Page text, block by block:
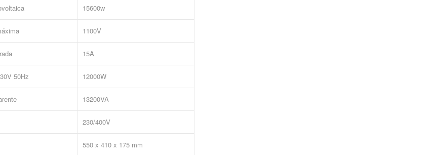
15600w
1100V
15A
50Hz 12000W
13200VA
230/400V
550 x 410 x 175 mm